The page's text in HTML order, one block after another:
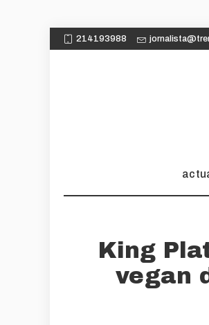
214193988
King
vegan